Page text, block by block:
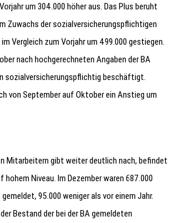
um 304.000 höher aus. Das Plus beruht
Zuwachs der sozialversicherungspflichtigen
Vergleich zum Vorjahr um 499.000 gestiegen.
nach hochgerechneten Angaben der BA
sozialversicherungspflichtig beschäftigt.
von September auf Oktober ein Anstieg um
Mitarbeitern gibt weiter deutlich nach, befindet
hohem Niveau. Im Dezember waren 687.000
95.000 weniger als vor einem Jahr.
Bestand der bei der BA gemeldeten